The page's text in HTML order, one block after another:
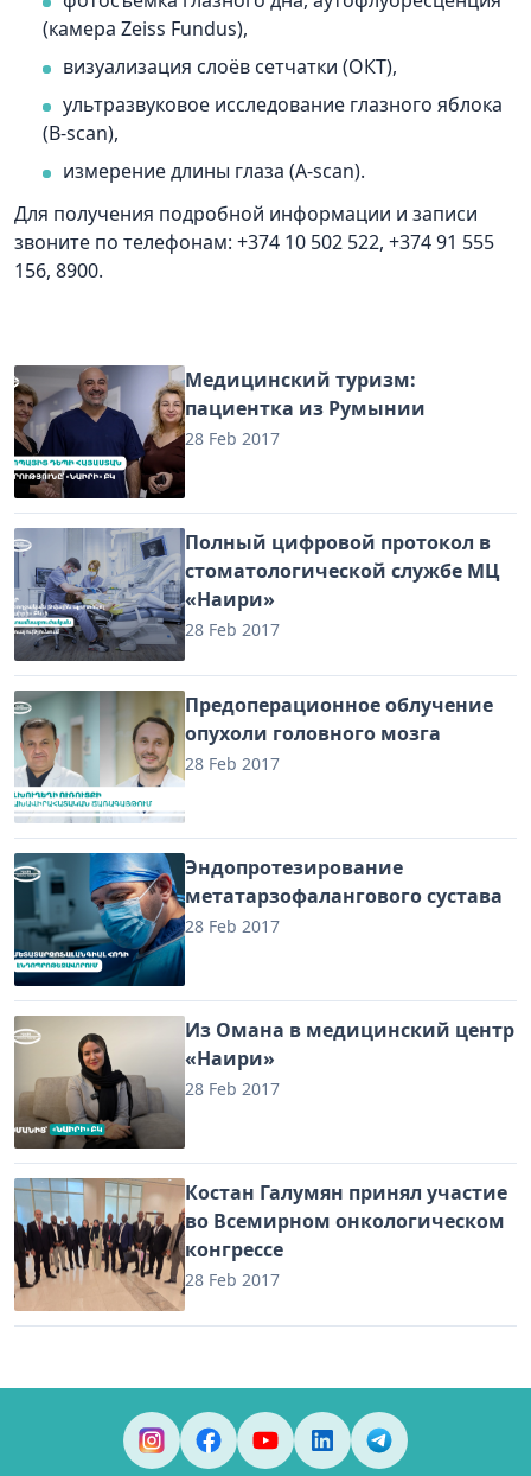
(камера Zeiss Fundus),
визуализация слоёв сетчатки (ОКТ),
ультразвуковое исследование глазного яблока
(B-scan),
измерение длины глаза (A-scan).
Для получения подробной информации и записи
звоните по телефонам: +374 10 502 522, +374 91 555
156, 8900.
Медицинский туризм:
пациентка из Румынии
28 Feb 2017
Полный цифровой протокол в
стоматологической службе МЦ
«Наири»
28 Feb 2017
Предоперационное облучение
опухоли головного мозга
28 Feb 2017
Эндопротезирование
метатарзофалангового сустава
28 Feb 2017
Из Омана в медицинский центр
«Наири»
28 Feb 2017
Костан Галумян принял участие
во Всемирном онкологическом
конгрессе
28 Feb 2017